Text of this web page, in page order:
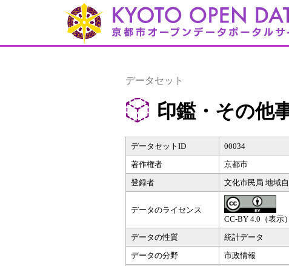
データセット
印鑑・その他
データセットID
00034
著作権者
京都市
登録者
文化市民局 地域
データのライセンス
CC-BY 4.0（表示）
データの性質
統計データ
データの分野
市政情報